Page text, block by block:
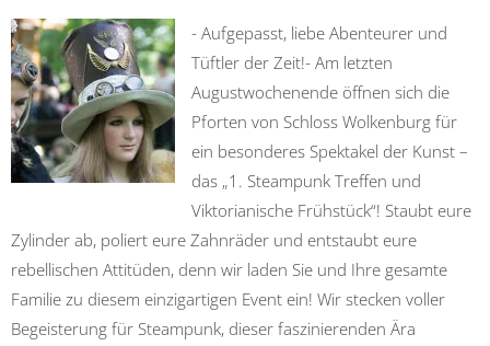
- Aufgepasst, liebe Abenteurer und
Tüftler der Zeit!- Am letzten
Augustwochenende öffnen sich die
Pforten von Schloss Wolkenburg für
ein besonderes Spektakel der Kunst –
das „1. Steampunk Treffen und
Viktorianische Frühstück“! Staubt eure
Zylinder ab, poliert eure Zahnräder und entstaubt eure
rebellischen Attitüden, denn wir laden Sie und Ihre gesamte
Familie zu diesem einzigartigen Event ein! Wir stecken voller
Begeisterung für Steampunk, dieser faszinierenden Ära